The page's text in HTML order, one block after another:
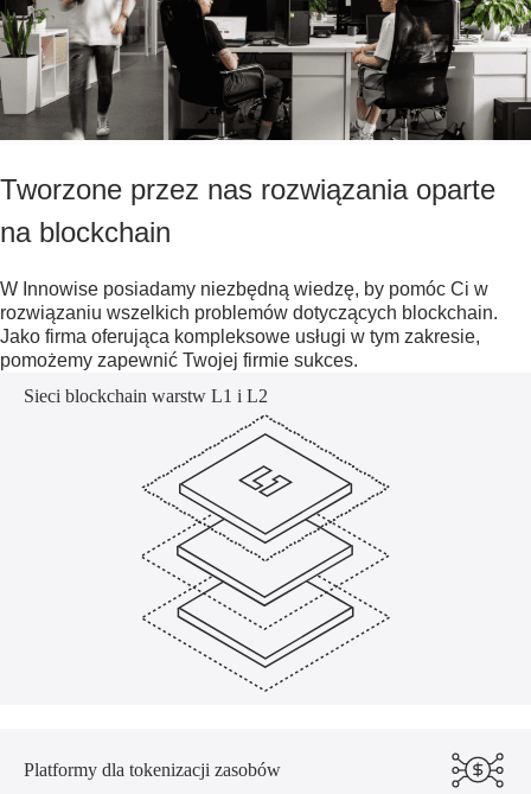
Tworzone przez nas rozwiązania oparte
na blockchain
W Innowise posiadamy niezbędną wiedzę, by pomóc Ci w
rozwiązaniu wszelkich problemów dotyczących blockchain.
Jako firma oferująca kompleksowe usługi w tym zakresie,
pomożemy zapewnić Twojej firmie sukces.
Sieci blockchain warstw L1 i L2
Platformy dla tokenizacji zasobów